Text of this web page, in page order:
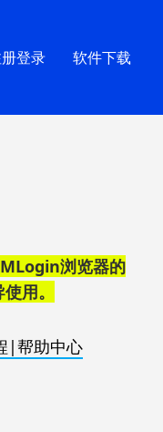
登录 软件下载
浏览器的
用。
|帮助中心